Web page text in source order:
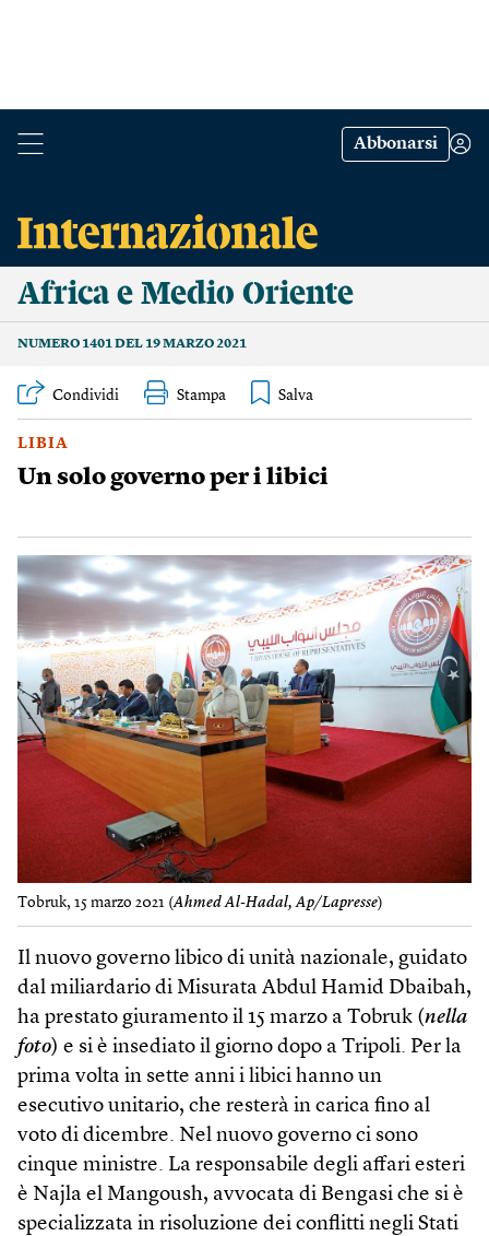
Abbonarsi
Africa e Medio Oriente
NUMERO 1401 DEL 19 MARZO 2021
Condividi Stampa
LIBIA
Un solo governo per i libici
Tobruk, 15 marzo 2021 (Ahmed Al-Hadal, Ap/Lapresse)
Il nuovo governo libico di unità nazionale, guidato
dal miliardario di Misurata Abdul Hamid Dbaibah,
ha prestato giuramento il 15 marzo a Tobruk (nella
foto) e si è insediato il giorno dopo a Tripoli. Per la
prima volta in sette anni i libici hanno un
esecutivo unitario, che resterà in carica fino al
voto di dicembre. Nel nuovo governo ci sono
cinque ministre. La responsabile degli affari esteri
è Najla el Mangoush, avvocata di Bengasi che si è
specializzata in risoluzione dei conflitti negli Stati